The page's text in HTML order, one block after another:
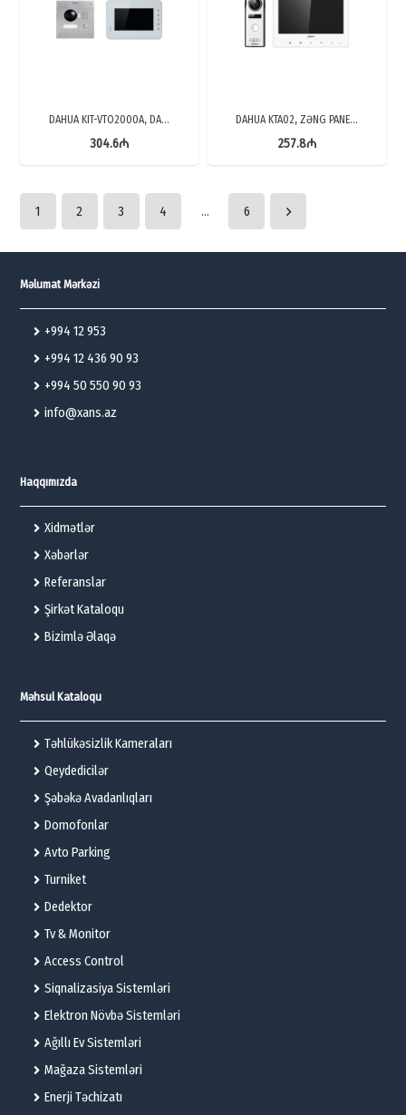
DAHUA KIT-VTO2000A, DA…
304.6₼
DAHUA KTA02, ZƏNG PANE…
257.8₼
1 2 3 4 … 6
Məlumat Mərkəzi
+994 12 953
+994 12 436 90 93
+994 50 550 90 93
info@xans.az
Haqqımızda
Xidmətlər
Xəbərlər
Referanslar
Şirkət Kataloqu
Bizimlə Əlaqə
Məhsul Kataloqu
Təhlükəsizlik Kameraları
Qeydedicilər
Şəbəkə Avadanlıqları
Domofonlar
Avto Parking
Turniket
Dedektor
Tv & Monitor
Access Control
Siqnalizasiya Sistemləri
Elektron Növbə Sistemləri
Ağıllı Ev Sistemləri
Mağaza Sistemləri
Enerji Təchizatı